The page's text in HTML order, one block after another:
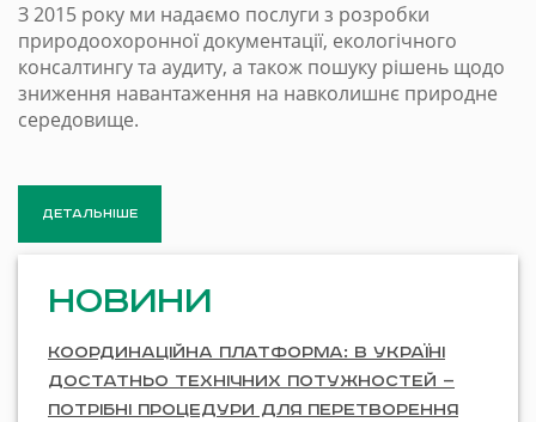
З 2015 року ми надаємо послуги з розробки
природоохоронної документації, екологічного
консалтингу та аудиту, а також пошуку рішень щодо
зниження навантаження на навколишнє природне
середовище.
ДЕТАЛЬНІШЕ
Новини
Координаційна платформа: в Україні
достатньо технічних потужностей —
потрібні процедури для перетворення